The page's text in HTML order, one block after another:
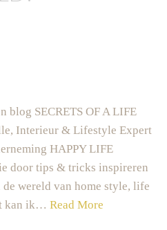
blog SECRETS OF A LIFE
Interieur & Lifestyle Expert
HAPPY LIFE
door tips & tricks inspireren
wereld van home style, life
kan ik… Read More